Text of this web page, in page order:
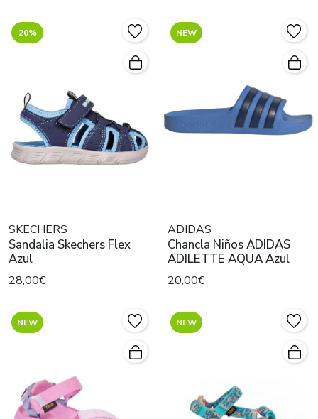
20%
SKECHERS
Sandalia Skechers Flex
Azul
28,00€
NEW
ADIDAS
Chancla Niños ADIDAS
ADILETTE AQUA Azul
20,00€
NEW NEW